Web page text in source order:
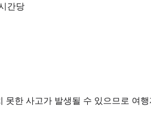
간당
한 사고가 발생될 수 있으므로 여